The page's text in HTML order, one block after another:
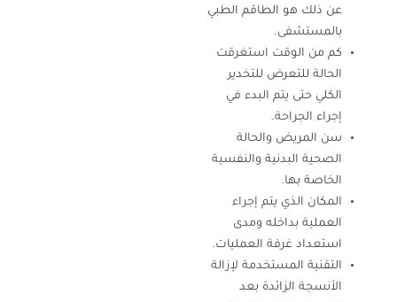
عن ذلك هو الطاقم الطبي
بالمستشفى.
كم من الوقت استغرقت
الحالة للتعرض للتخدير
الكلي حتى يتم البدء في
إجراء الجراحة.
سن المريض والحالة
الصحية البدنية والنفسية
الخاصة بها.
المكان الذي يتم إجراء
العملية بداخله ومدى
استعداد غرفة العمليات.
التقنية المستخدمة لإزالة
الأنسجة الزائدة بعد